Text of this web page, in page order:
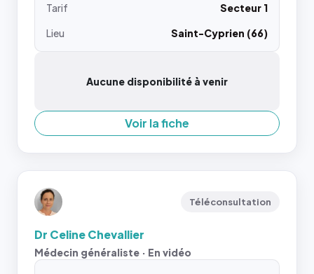
Tarif
Secteur 1
Lieu
Saint-Cyprien (66)
Aucune disponibilité à venir
Voir la fiche
Téléconsultation
Dr Celine Chevallier
Médecin généraliste · En vidéo